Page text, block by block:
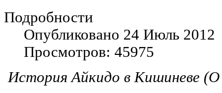
Подробности
Опубликовано 24 Июль 2012
Просмотров: 45975
История Айкидо в Кишиневе (О